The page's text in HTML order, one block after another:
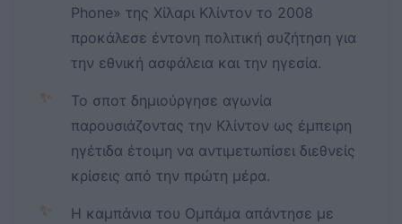
Phone» της Χίλαρι Κλίντον το 2008
προκάλεσε έντονη πολιτική συζήτηση για
την εθνική ασφάλεια και την ηγεσία.
✨
Το σποτ δημιούργησε αγωνία
παρουσιάζοντας την Κλίντον ως έμπειρη
ηγέτιδα έτοιμη να αντιμετωπίσει διεθνείς
κρίσεις από την πρώτη μέρα.
✨
Η καμπάνια του Ομπάμα απάντησε με